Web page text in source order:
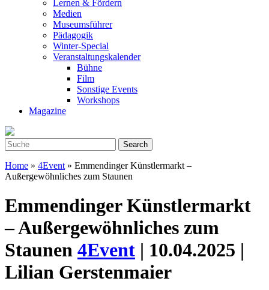
Lernen & Fördern
Medien
Museumsführer
Pädagogik
Winter-Special
Veranstaltungskalender
Bühne
Film
Sonstige Events
Workshops
Magazine
Home » 4Event » Emmendinger Künstlermarkt –
Außergewöhnliches zum Staunen
Emmendinger Künstlermarkt
– Außergewöhnliches zum
Staunen 4Event | 10.04.2025 |
Lilian Gerstenmaier